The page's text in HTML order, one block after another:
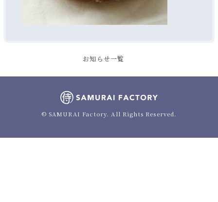
お知らせ一覧
© SAMURAI Factory. All Rights Reserved.